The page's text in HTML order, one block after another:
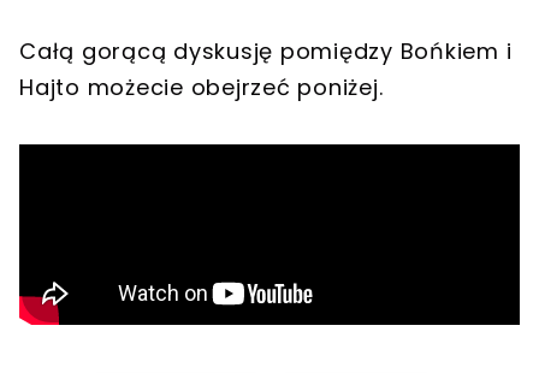
Całą gorącą dyskusję pomiędzy Bońkiem i
Hajto możecie obejrzeć poniżej.